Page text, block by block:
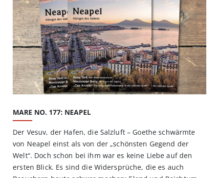
MARE NO. 177: NEAPEL
Der Vesuv, der Hafen, die Salzluft – Goethe schwärmte
von Neapel einst als von der „schönsten Gegend der
Welt“. Doch schon bei ihm war es keine Liebe auf den
ersten Blick. Es sind die Widersprüche, die es auch